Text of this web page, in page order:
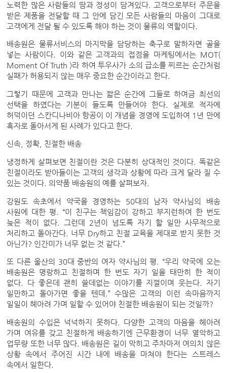
노력한 많은 사람들의 땀과 정성이 담겨있다. 고객으로부터 주문을
받은 제품을 전달할 때 그 안에 담긴 모든 사람들의 마음이 그대로
고객에게 전달 될 수 있도록 해야 하는 것이 물류의 역할이다.
배송원은 물류서비스의 마지막을 담당하는 축구로 말하자면 골을
넣는 사람이다. 이와 같은 고객과의 접점을 마케팅에서는 MOT(
Moment Of Truth )라 하여 투우사가 소의 급소를 찌르는 순간처럼
실패가 허용되지 않는 매우 중요한 순간이라고 한다.
그렇기 때문에 고객과 만나는 짧은 순간에 그들로 하여금 최선의
선택을 하였다는 기분이 들도록 만들어야 한다. 실제로 적자에
허덕이던 스칸디나비아 항공이 이 개념을 경영에 도입하여 1년 만에
흑자로 돌아서게 된 사례가 있다고 한다.
신속, 정확, 친절한 배송
냉정하게 살펴보면 친절이란 것은 다분히 상대적인 것이다. 똑같은
친절이라도 받아들이는 고객의 생각과 상황에 따라 크게 달라 질 수
있는 것이다. 의약품 배송원의 예를 살펴보자.
강원도 속초에서 약국을 경영하는 50대의 남자 약사님의 배송
사원에 대한 평. “이 친구는 책임감이 강하고 부지런하여 한 번도
늦은 적이 없다. 그런데 2년이 넘도록 자기 할 일만 사무적으로
처리하고 돌아간다. 너무 Dry하고 친절 교육을 제대로 받지 못한 것
아닌가? 인간미가 너무 없는 것 같다.”
또 다른 울산의 30대 중반의 여자 약사님의 평. “우리 약국에 오는
배송원은 명랑하고 친절하며 한 번도 자기 일을 태만히 한 적이
없다. 다 좋은데 괜히 쓸데없는 이야기를 지껄이며 웃는다. 자기
일만하고 돌아가면 좋을 텐데.” 수많은 고객의 이런 속마음까지
일일이 헤아려 가며 일할 수 있어야 친절한 배송원이 되는 것일까?
배송원의 수입은 넉넉하지 못하다. 다양한 고객의 마음을 헤아려
가며 여유를 갖고 친절하게 배송하기엔 근무환경이 너무 열악하고
업무량 또한 너무 많다. 배송원은 길이 막히고 주차마저 여의치 않은
상황 속에서 주어진 시간 내에 배송을 마쳐야 한다는 스트레스
속에서 일한다.